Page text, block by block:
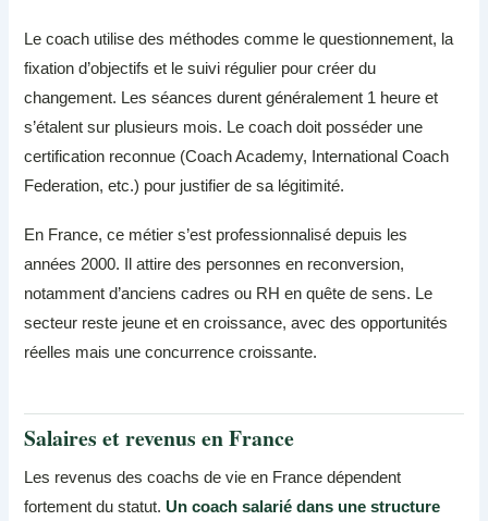
Le coach utilise des méthodes comme le questionnement, la
fixation d’objectifs et le suivi régulier pour créer du
changement. Les séances durent généralement 1 heure et
s’étalent sur plusieurs mois. Le coach doit posséder une
certification reconnue (Coach Academy, International Coach
Federation, etc.) pour justifier de sa légitimité.
En France, ce métier s’est professionnalisé depuis les
années 2000. Il attire des personnes en reconversion,
notamment d’anciens cadres ou RH en quête de sens. Le
secteur reste jeune et en croissance, avec des opportunités
réelles mais une concurrence croissante.
Salaires et revenus en France
Les revenus des coachs de vie en France dépendent
fortement du statut. Un coach salarié dans une structure